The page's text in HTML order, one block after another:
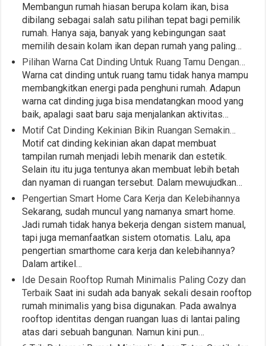
Membangun rumah hiasan berupa kolam ikan, bisa
dibilang sebagai salah satu pilihan tepat bagi pemilik
rumah. Hanya saja, banyak yang kebingungan saat
memilih desain kolam ikan depan rumah yang paling…
Pilihan Warna Cat Dinding Untuk Ruang Tamu Dengan…
Warna cat dinding untuk ruang tamu tidak hanya mampu
membangkitkan energi pada penghuni rumah. Adapun
warna cat dinding juga bisa mendatangkan mood yang
baik, apalagi saat baru saja menjalankan aktivitas…
Motif Cat Dinding Kekinian Bikin Ruangan Semakin…
Motif cat dinding kekinian akan dapat membuat
tampilan rumah menjadi lebih menarik dan estetik.
Selain itu itu juga tentunya akan membuat lebih betah
dan nyaman di ruangan tersebut. Dalam mewujudkan…
Pengertian Smart Home Cara Kerja dan Kelebihannya
Sekarang, sudah muncul yang namanya smart home.
Jadi rumah tidak hanya bekerja dengan sistem manual,
tapi juga memanfaatkan sistem otomatis. Lalu, apa
pengertian smarthome cara kerja dan kelebihannya?
Dalam artikel…
Ide Desain Rooftop Rumah Minimalis Paling Cozy dan
Terbaik Saat ini sudah ada banyak sekali desain rooftop
rumah minimalis yang bisa digunakan. Pada awalnya
rooftop identitas dengan ruangan luas di lantai paling
atas dari sebuah bangunan. Namun kini pun…